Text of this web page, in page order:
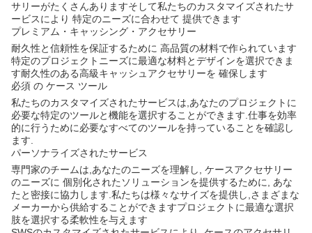
サリーがたくさんありますそして私たちのカスタマイズされたサ
ービスにより 特定のニーズに合わせて 提供できます
プレミアム・キャッシング・アクセサリー
耐久性と信頼性を保証するために 高品質の材料で作られています
特定のプロジェクトニーズに最適な材料とデザインを選択できま
す耐久性のある高級キャッシュアクセサリーを 確保します
必須 の ケース ツール
私たちのカスタマイズされたサービスは,あなたのプロジェクトに
必要な特定のツールと機能を選択することができます.仕事を効率
的に行うために必要なすべてのツールを持っていることを確認し
ます.
パーソナライズされたサービス
専門家のチームは,あなたのニーズを理解し, ケースアクセサリー
のニーズに 個別化されたソリューションを提供するために, あな
たと密接に協力します.私たちは様々なサイズを提供し,さまざまな
メーカーから供給することができますプロジェクトに最適な選択
肢を選択する柔軟性を与えます